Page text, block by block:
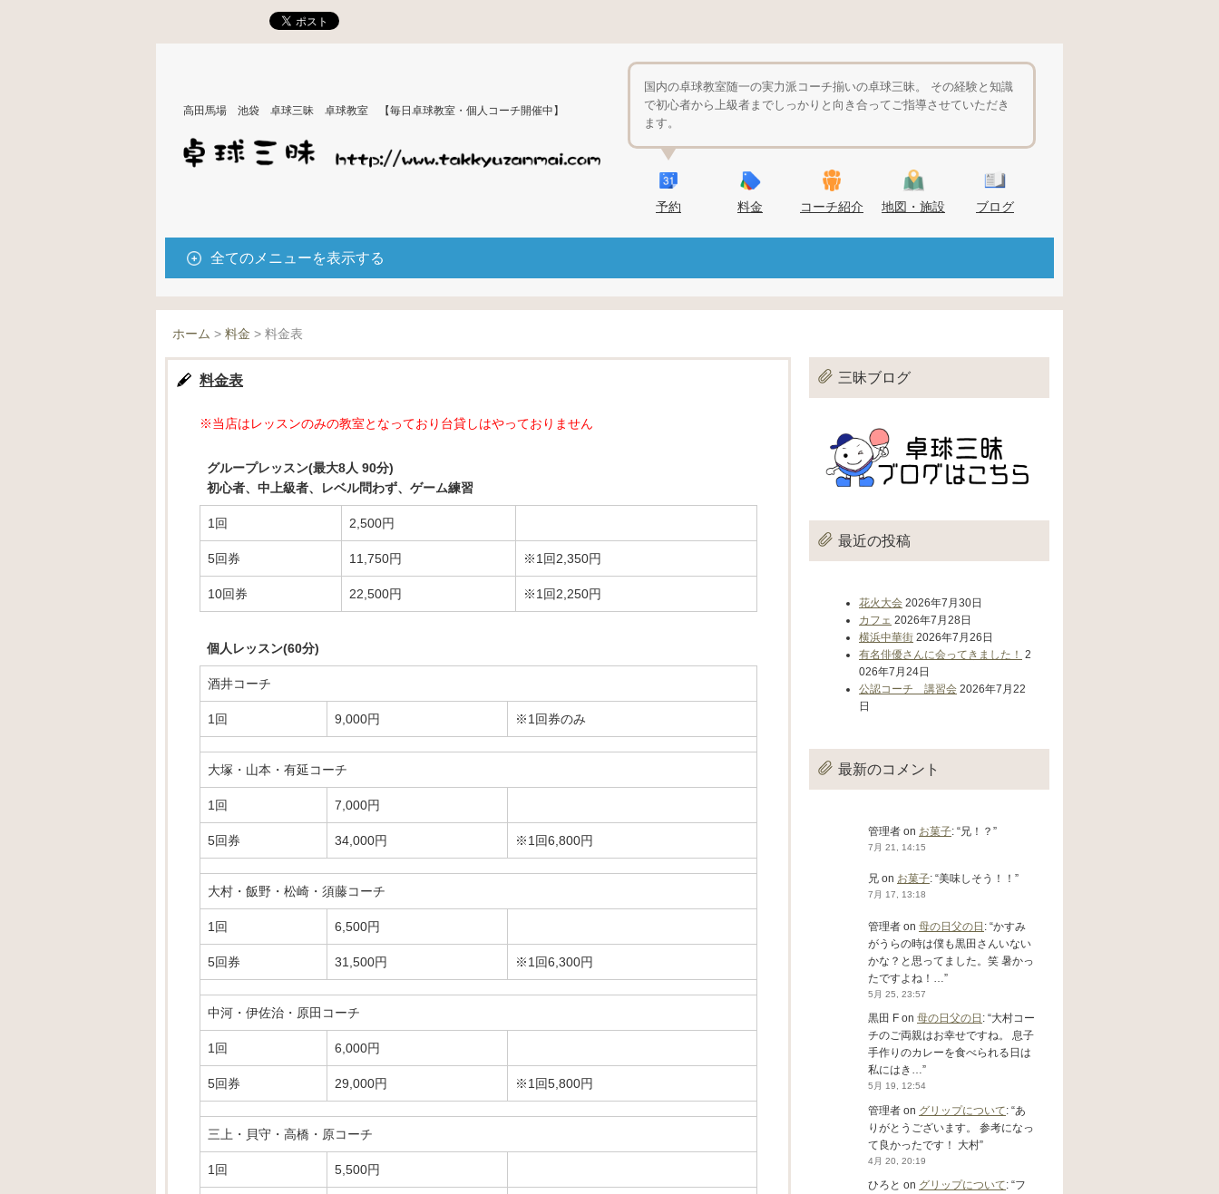
高田馬場 池袋 卓球三昧 卓球教室 【毎日卓球教室・個人コーチ開催中】
国内の卓球教室随一の実力派コーチ揃いの卓球三昧。 その経験と知識
で初心者から上級者までしっかりと向き合ってご指導させていただき
ます。
予約 料金 コーチ紹介 地図・施設 ブログ
全てのメニューを表示する
ホーム > 料金 > 料金表
料金表
※当店はレッスンのみの教室となっており台貸しはやっておりません
グループレッスン(最大8人 90分)
初心者、中上級者、レベル問わず、ゲーム練習
1回 2,500円
5回券 11,750円 ※1回2,350円
10回券 22,500円 ※1回2,250円
個人レッスン(60分)
酒井コーチ
1回 9,000円 ※1回券のみ
大塚・山本・有延コーチ
1回 7,000円
5回券 34,000円 ※1回6,800円
大村・飯野・松崎・須藤コーチ
1回 6,500円
5回券 31,500円 ※1回6,300円
中河・伊佐治・原田コーチ
1回 6,000円
5回券 29,000円 ※1回5,800円
三上・貝守・高橋・原コーチ
1回 5,500円
三昧ブログ
最近の投稿
花火大会 2026年7月30日
カフェ 2026年7月28日
横浜中華街 2026年7月26日
有名俳優さんに会ってきました！ 2
026年7月24日
公認コーチ 講習会 2026年7月22
日
最新のコメント
管理者 on お菓子: “兄！？ ”
7月 21, 14:15
兄 on お菓子: “美味しそう！！ ”
7月 17, 13:18
管理者 on 母の日父の日 : “かすみ
がうらの時は僕も黒田さんいない
かな？と思ってました。笑 暑かっ
たですよね！… ”
5月 25, 23:57
黒田 F on 母の日父の日 : “大村コー
チのご両親はお幸せですね。 息子
手作りのカレーを食べられる日は
私にはき…”
5月 19, 12:54
管理者 on グリップについて: “あ
りがとうございます。 参考になっ
て良かったです！ 大村”
4月 20, 20:19
ひろと on グリップについて: “フ